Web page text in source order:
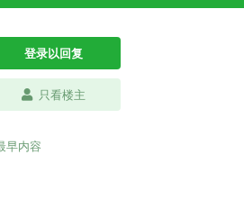
登录以回复
只看楼主
早内容